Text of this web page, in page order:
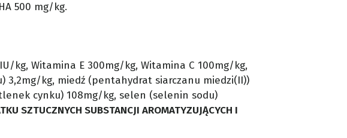
500 mg/kg.
kg, Witamina E 300mg/kg, Witamina C 100mg/kg,
3,2mg/kg, miedź (pentahydrat siarczanu miedzi(II))
cynku) 108mg/kg, selen (selenin sodu)
SZTUCZNYCH SUBSTANCJI AROMATYZUJĄCYCH I